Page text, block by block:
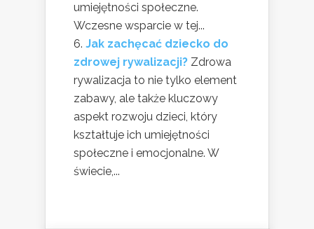
umiejętności społeczne.
Wczesne wsparcie w tej...
Jak zachęcać dziecko do
zdrowej rywalizacji? Zdrowa
rywalizacja to nie tylko element
zabawy, ale także kluczowy
aspekt rozwoju dzieci, który
kształtuje ich umiejętności
społeczne i emocjonalne. W
świecie,...